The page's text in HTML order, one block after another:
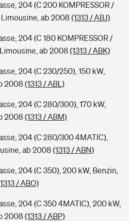
204 (C 200 KOMPRESSOR /
Limousine, ab 2008 (1313 / ABJ)
204 (C 180 KOMPRESSOR /
Limousine, ab 2008 (1313 / ABK)
204 (C 230/250), 150 kW,
2008 (1313 / ABL)
204 (C 280/300), 170 kW,
2008 (1313 / ABM)
204 (C 280/300 4MATIC),
ab 2008 (1313 / ABN)
204 (C 350), 200 kW, Benzin,
/ ABO)
204 (C 350 4MATIC), 200 kW,
2008 (1313 / ABP)